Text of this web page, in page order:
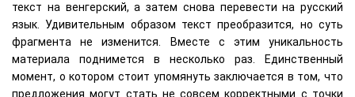
текст на венгерский, а затем снова перевести на русский
язык. Удивительным образом текст преобразится, но суть
фрагмента не изменится. Вместе с этим уникальность
материала поднимется в несколько раз. Единственный
момент, о котором стоит упомянуть заключается в том, что
предложения могут стать не совсем корректными с точки